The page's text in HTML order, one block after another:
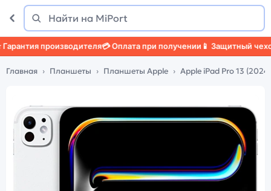
Поиск
Найти
производителя💳 Оплата при получении📱 Защитный чехол🛡️
Главная Планшеты Планшеты Apple Apple iPad Pro 13 (2024)